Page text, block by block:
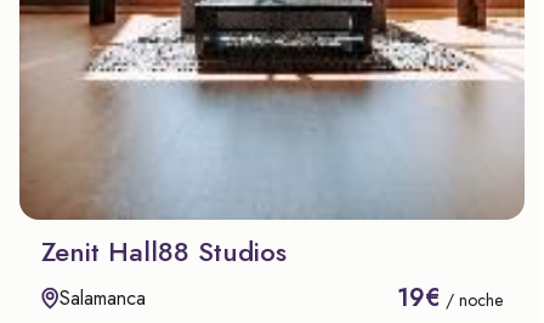
Zenit Hall88 Studios
Salamanca 19€ / noche